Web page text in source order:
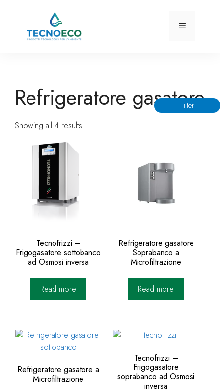
contenuto
Menu
Refrigeratore gasatore
Showing all 4 results
Tecnofrizzi –
Frigogasatore sottobanco
ad Osmosi inversa
Read more
Refrigeratore gasatore
Soprabanco a
Microfiltrazione
Read more
Refrigeratore gasatore a
Microfiltrazione
Tecnofrizzi –
Frigogasatore
soprabanco ad Osmosi
inversa
Filter